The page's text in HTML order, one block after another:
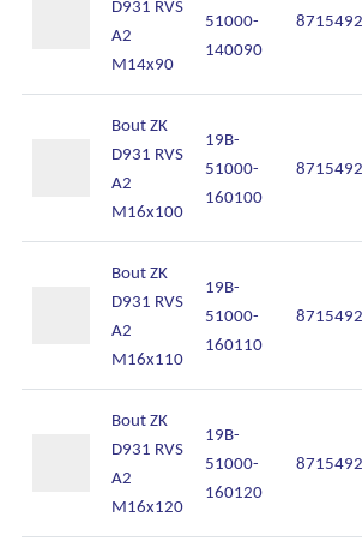
D931 RVS
A2
M14x90
51000-
140090
Bout ZK
D931 RVS
A2
M16x100
19B-
51000-
160100
Bout ZK
D931 RVS
A2
M16x110
19B-
51000-
160110
Bout ZK
D931 RVS
A2
M16x120
19B-
51000-
160120